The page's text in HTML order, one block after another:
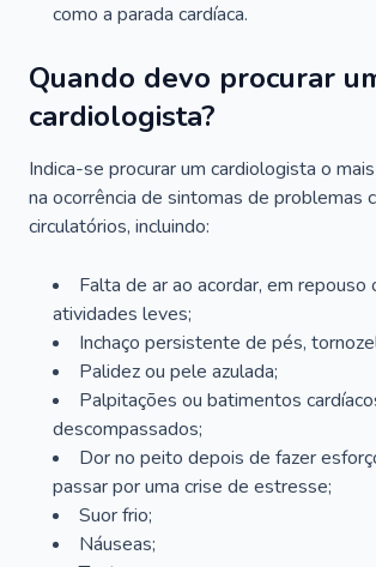
como a parada cardíaca.
Quando devo procurar
cardiologista?
Indica-se procurar um cardiologista o
na ocorrência de sintomas de problemas
circulatórios, incluindo:
Falta de ar ao acordar, em repouso
atividades leves;
Inchaço persistente de pés,
Palidez ou pele azulada;
Palpitações ou batimentos
descompassados;
Dor no peito depois de fazer
passar por uma crise de estresse;
Suor frio;
Náuseas;